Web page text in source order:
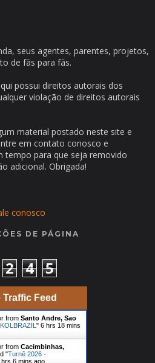
seus agentes, parentes, projetos,
de fãs para fãs.
possui direitos autorais dos
violação de direitos autorais
material postado neste site e
em contato conosco e
tempo para que seja removido
adicional. Obrigada!
conosco
DE PÁGINA
2 4 5
Traffic Feed
fromSanto Andre, Sao
KOLBRAZIL"6 hrs 18 mins
fromCacimbinhas,
"Turnê 2026 -
hrs 6 mins ago